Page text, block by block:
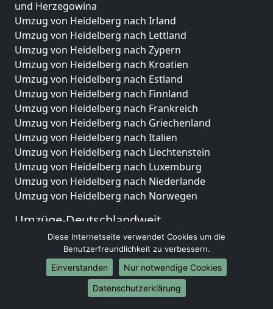
und Herzegowina
Umzug von Heidelberg nach Irland
Umzug von Heidelberg nach Lettland
Umzug von Heidelberg nach Zypern
Umzug von Heidelberg nach Kroatien
Umzug von Heidelberg nach Estland
Umzug von Heidelberg nach Finnland
Umzug von Heidelberg nach Frankreich
Umzug von Heidelberg nach Griechenland
Umzug von Heidelberg nach Italien
Umzug von Heidelberg nach Liechtenstein
Umzug von Heidelberg nach Luxemburg
Umzug von Heidelberg nach Niederlande
Umzug von Heidelberg nach Norwegen
Umzüge-Deutschlandweit
Umzug von Heidelberg nach Berlin
Umzug von Heidelberg nach Hamburg
Umzug von Heidelberg nach München
Umzug von Heidelberg nach Köln
Umzug von Heidelberg nach Frankfurt am Main
Diese Internetseite verwendet Cookies um die
Benutzerfreundlichkeit zu verbessern.
Einverstanden
Nur notwendige Cookies
Datenschutzerklärung